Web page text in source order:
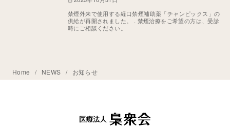
禁煙外来で使用する経口禁煙補助薬「チャンピックス」の
供給が再開されました。 . 禁煙治療をご希望の方は、受診
時にご相談ください。
Home NEWS お知らせ